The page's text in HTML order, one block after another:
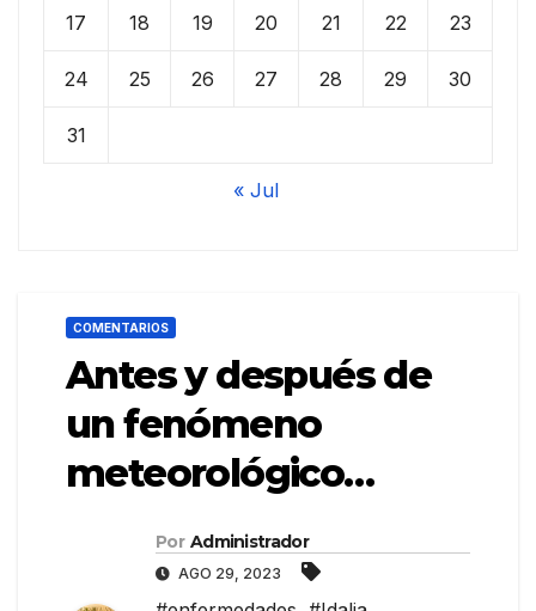
17 18 19 20 21 22 23
24 25 26 27 28 29 30
31
« Jul
COMENTARIOS
Antes y después de
un fenómeno
meteorológico…
Por Administrador
AGO 29, 2023